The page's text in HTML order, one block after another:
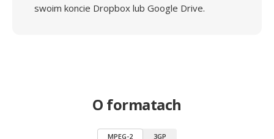
swoim koncie Dropbox lub Google Drive.
O formatach
MPEG-2 3GP